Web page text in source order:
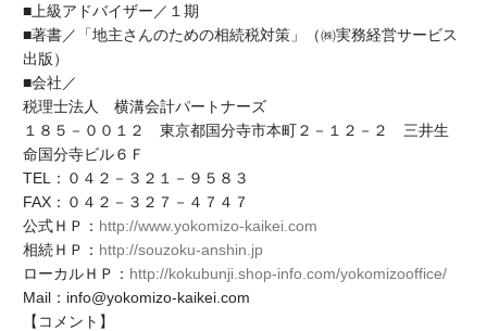
■上級アドバイザー／１期
■著書／「地主さんのための相続税対策」（㈱実務経営サービス
出版）
■会社／
税理士法人 横溝会計パートナーズ
１８５－００１２ 東京都国分寺市本町２－１２－２ 三井生
命国分寺ビル６Ｆ
TEL：０４２－３２１－９５８３
FAX：０４２－３２７－４７４７
公式ＨＰ： http://www.yokomizo-kaikei.com
相続ＨＰ： http://souzoku-anshin.jp
ローカルＨＰ： http://kokubunji.shop-info.com/yokomizooffice/
Mail：info@yokomizo-kaikei.com
【コメント】